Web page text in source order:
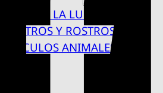
BAJO LA LUPA
RASTROS Y ROSTROS
VÍNCULOS ANIMALES